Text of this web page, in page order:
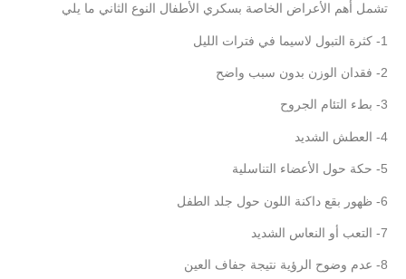
تشمل أهم الأعراض الخاصة بسكري الأطفال النوع الثاني ما يلي
1- كثرة التبول لاسيما في فترات الليل
2- فقدان الوزن بدون سبب واضح
3- بطء التئام الجروح
4- العطش الشديد
5- حكة حول الأعضاء التناسلية
6- ظهور بقع داكنة اللون حول جلد الطفل
7- التعب أو النعاس الشديد
8- عدم وضوح الرؤية نتيجة جفاف العين